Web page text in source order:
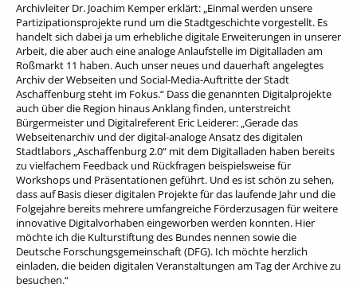
Archivleiter Dr. Joachim Kemper erklärt: „Einmal werden unsere
Partizipationsprojekte rund um die Stadtgeschichte vorgestellt. Es
handelt sich dabei ja um erhebliche digitale Erweiterungen in unserer
Arbeit, die aber auch eine analoge Anlaufstelle im Digitalladen am
Roßmarkt 11 haben. Auch unser neues und dauerhaft angelegtes
Archiv der Webseiten und Social-Media-Auftritte der Stadt
Aschaffenburg steht im Fokus.“ Dass die genannten Digitalprojekte
auch über die Region hinaus Anklang finden, unterstreicht
Bürgermeister und Digitalreferent Eric Leiderer: „Gerade das
Webseitenarchiv und der digital-analoge Ansatz des digitalen
Stadtlabors „Aschaffenburg 2.0“ mit dem Digitalladen haben bereits
zu vielfachem Feedback und Rückfragen beispielsweise für
Workshops und Präsentationen geführt. Und es ist schön zu sehen,
dass auf Basis dieser digitalen Projekte für das laufende Jahr und die
Folgejahre bereits mehrere umfangreiche Förderzusagen für weitere
innovative Digitalvorhaben eingeworben werden konnten. Hier
möchte ich die Kulturstiftung des Bundes nennen sowie die
Deutsche Forschungsgemeinschaft (DFG). Ich möchte herzlich
einladen, die beiden digitalen Veranstaltungen am Tag der Archive zu
besuchen.“